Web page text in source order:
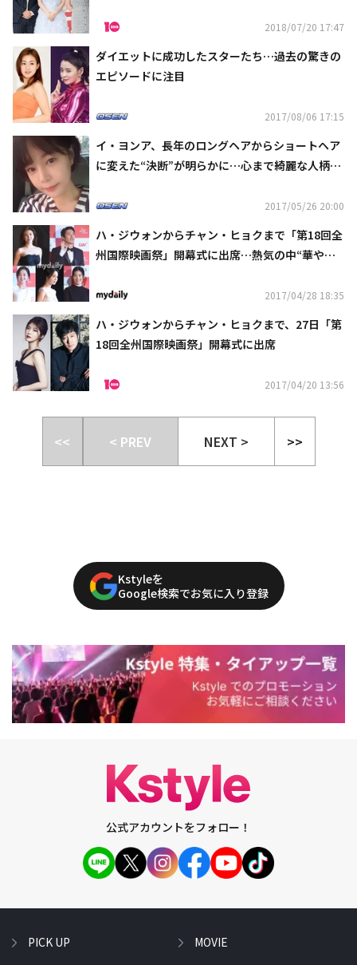
2018/07/20 17:47
ダイエットに成功したスターたち…過去の驚きの
エピソードに注目
2017/08/06 17:15
イ・ヨンア、長年のロングヘアからショートヘア
に変えた“決断”が明らかに…心まで綺麗な人柄が
2017/05/26 20:00
ハ・ジウォンからチャン・ヒョクまで「第18回全
州国際映画祭」開幕式に出席…熱気の中“華やか
2017/04/28 18:35
ハ・ジウォンからチャン・ヒョクまで、27日「第
18回全州国際映画祭」開幕式に出席
2017/04/20 13:56
<< < PREV NEXT > >>
Kstyleを
Google検索でお気に入り登録
公式アカウントをフォロー！
PICK UP MOVIE